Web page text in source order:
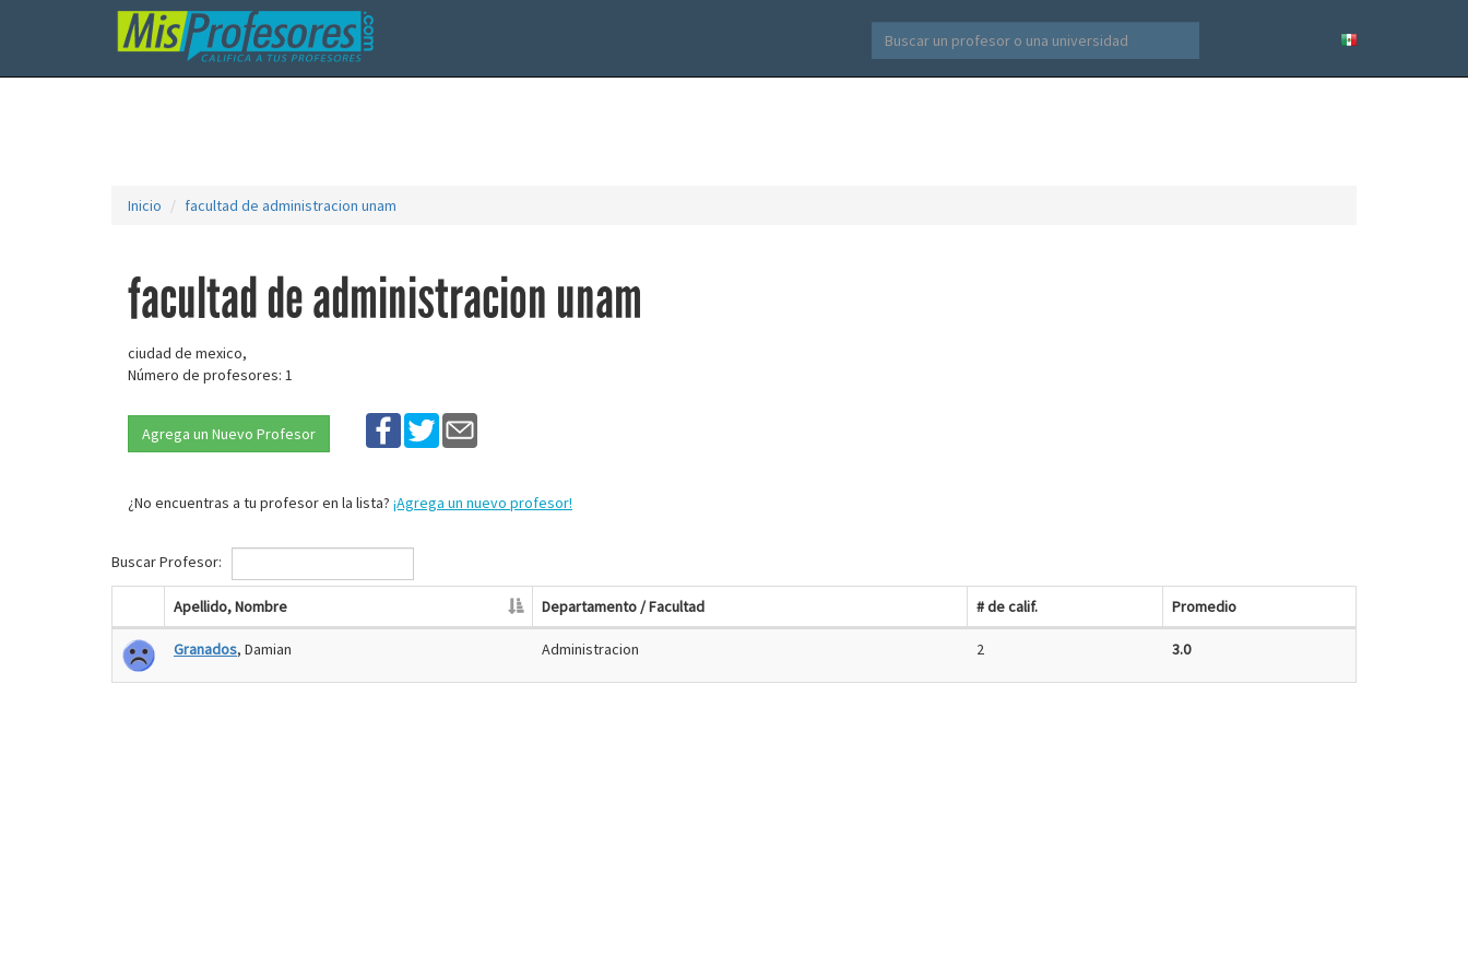
Inicio facultad de administracion unam
facultad de administracion unam
ciudad de mexico,
Número de profesores: 1
Agrega un Nuevo Profesor
¿No encuentras a tu profesor en la lista? ¡Agrega un nuevo profesor!
Buscar Profesor:
Apellido, Nombre Departamento / Facultad # de calif. Promedio
Granados, Damian Administracion 2 3.0